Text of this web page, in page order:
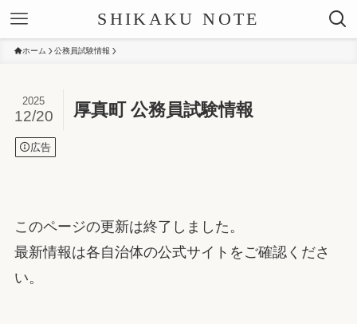
SHIKAKU NOTE
ホーム 公務員試験情報
厚真町 公務員試験情報
2025
12/20
広告
このページの更新は終了しました。
最新情報は各自治体の公式サイトをご確認くださ
い。